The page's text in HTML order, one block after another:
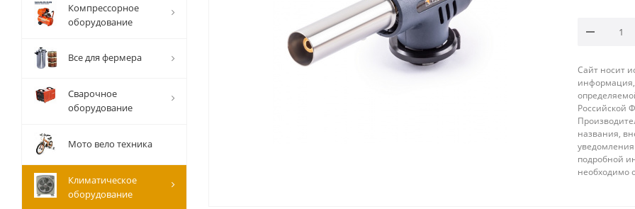
Сайт носит
информация,
Российской
названия,
подробной
необходимо
Компрессорное
оборудование
Все для фермера
Сварочное
оборудование
Мото вело техника
Климатическое
оборудование